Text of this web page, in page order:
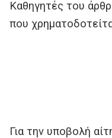
Καθηγητές του
που
Για την υποβολή